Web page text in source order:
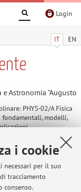
i cookie
necessari per il suo
tracciamento
consenso.
Login
IT EN
Astronomia "Augusto
PHYS-02/A Fisica
modelli,